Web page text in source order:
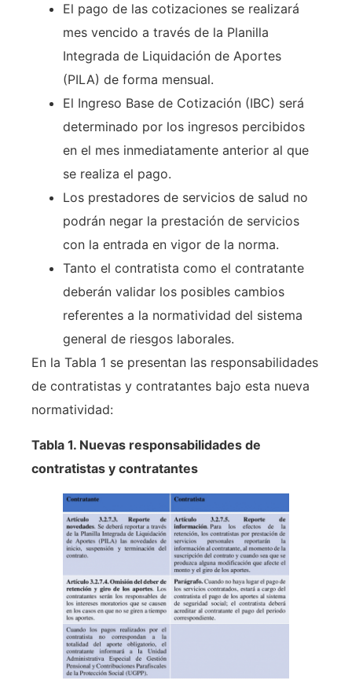
El pago de las cotizaciones se realizará
mes vencido a través de la Planilla
Integrada de Liquidación de Aportes
(PILA) de forma mensual.
El Ingreso Base de Cotización (IBC) será
determinado por los ingresos percibidos
en el mes inmediatamente anterior al que
se realiza el pago.
Los prestadores de servicios de salud no
podrán negar la prestación de servicios
con la entrada en vigor de la norma.
Tanto el contratista como el contratante
deberán validar los posibles cambios
referentes a la normatividad del sistema
general de riesgos laborales.
En la Tabla 1 se presentan las responsabilidades
de contratistas y contratantes bajo esta nueva
normatividad:
Tabla 1. Nuevas responsabilidades de
contratistas y contratantes